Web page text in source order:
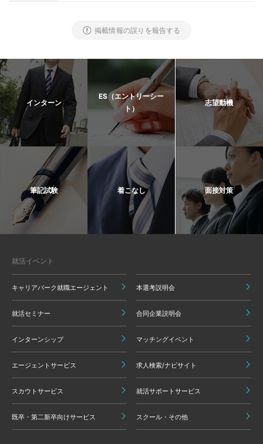
掲載情報の誤りを報告する
インターン
ES（エントリーシー
ト）
志望動機
筆記試験 着こなし 面接対策
就活イベント
キャリアパーク就職エージェント 本選考説明会
就活セミナー 合同企業説明会
インターンシップ マッチングイベント
エージェントサービス 求人検索/ナビサイト
スカウトサービス 就活サポートサービス
既卒・第二新卒向けサービス スクール・その他